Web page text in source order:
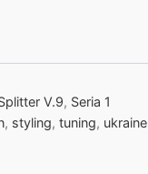
V.9, Seria 1
, styling, tuning, ukraine